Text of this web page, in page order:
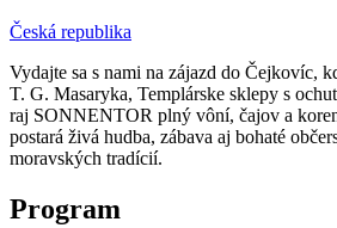
Česká republika
Vydajte sa s nami na zájazd do Čejkovíc,
T. G. Masaryka, Templárske sklepy s
raj SONNENTOR plný vôní, čajov a
postará živá hudba, zábava aj bohaté
moravských tradícií.
Program